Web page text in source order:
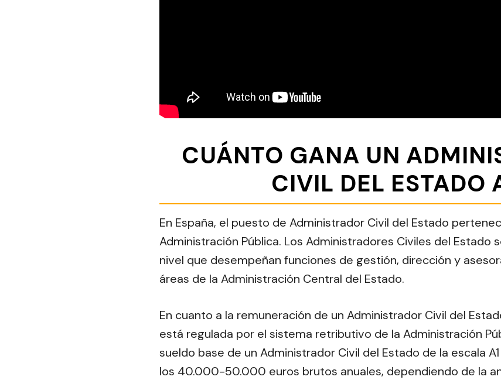
CUÁNTO GANA UN
CIVIL DEL ESTADO
En España, el puesto de Administrador Civil del Estado
Administración Pública. Los Administradores Civiles del Estado
nivel que desempeñan funciones de gestión, dirección y
áreas de la Administración Central del Estado.
En cuanto a la remuneración de un Administrador Civil del
está regulada por el sistema retributivo de la Administración
sueldo base de un Administrador Civil del Estado de la escala
los 40.000-50.000 euros brutos anuales, dependiendo de la